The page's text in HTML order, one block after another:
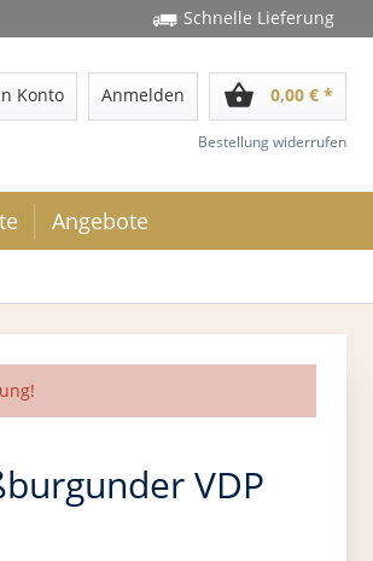
Schnelle Lieferung
Konto Anmelden shopping_basket 0,00 € *
Bestellung widerrufen
Angebote
VDP